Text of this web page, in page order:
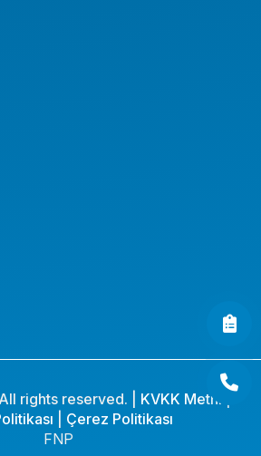
rights reserved. | KVKK Metni
Çerez Politikası
FNP